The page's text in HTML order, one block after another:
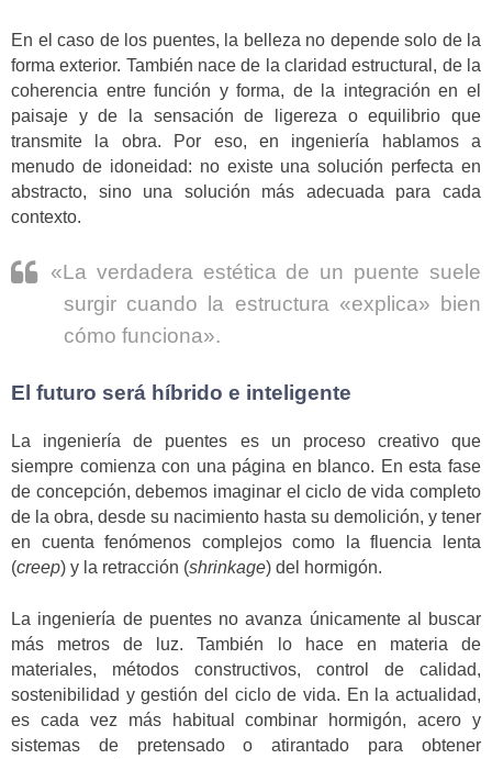
En el caso de los puentes, la belleza no depende solo de la
forma exterior. También nace de la claridad estructural, de la
coherencia entre función y forma, de la integración en el
paisaje y de la sensación de ligereza o equilibrio que
transmite la obra. Por eso, en ingeniería hablamos a
menudo de idoneidad: no existe una solución perfecta en
abstracto, sino una solución más adecuada para cada
contexto.
«La verdadera estética de un puente suele
surgir cuando la estructura «explica» bien
cómo funciona».
El futuro será híbrido e inteligente
La ingeniería de puentes es un proceso creativo que
siempre comienza con una página en blanco. En esta fase
de concepción, debemos imaginar el ciclo de vida completo
de la obra, desde su nacimiento hasta su demolición, y tener
en cuenta fenómenos complejos como la fluencia lenta
(creep) y la retracción (shrinkage) del hormigón.
La ingeniería de puentes no avanza únicamente al buscar
más metros de luz. También lo hace en materia de
materiales, métodos constructivos, control de calidad,
sostenibilidad y gestión del ciclo de vida. En la actualidad,
es cada vez más habitual combinar hormigón, acero y
sistemas de pretensado o atirantado para obtener